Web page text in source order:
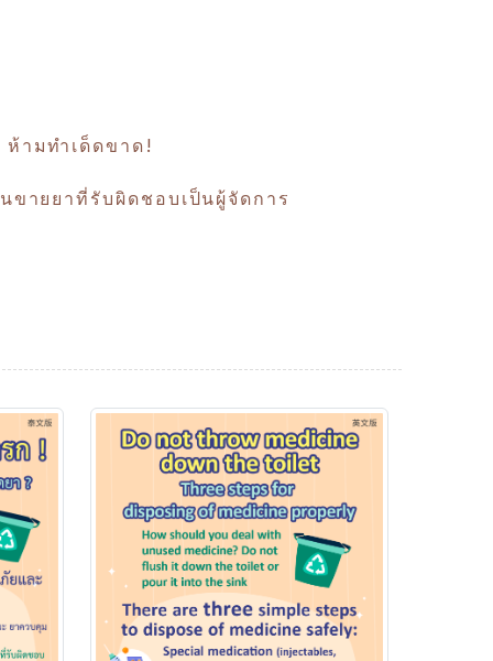
ามทำเด็ดขาด!
ายยาที่รับผิดชอบเป็นผู้จัดการ